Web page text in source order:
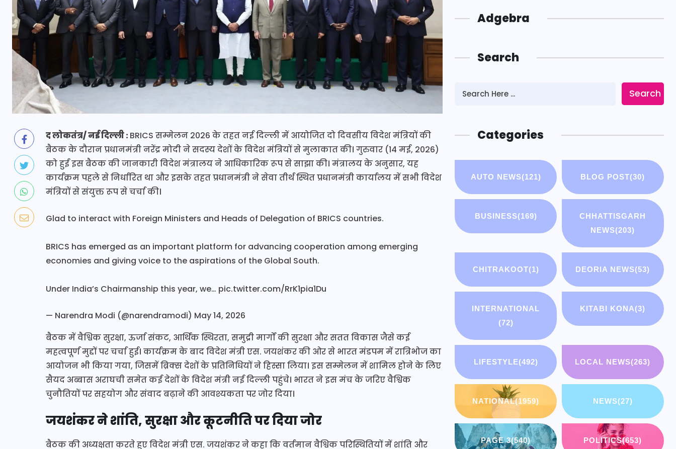
द लोकतंत्र/ नई दिल्ली :BRICS सम्मेलन 2026 के तहत नई दिल्ली में आयोजित दो दिवसीय विदेश मंत्रियों की
बैठक के दौरान प्रधानमंत्री नरेंद्र मोदी ने सदस्य देशों के विदेश मंत्रियों से मुलाकात की। गुरुवार (14 मई, 2026)
को हुई इस बैठक की जानकारी विदेश मंत्रालय ने आधिकारिक रूप से साझा की। मंत्रालय के अनुसार, यह
कार्यक्रम पहले से निर्धारित था और इसके तहत प्रधानमंत्री ने सेवा तीर्थ स्थित प्रधानमंत्री कार्यालय में सभी विदेश
मंत्रियों से संयुक्त रूप से चर्चा की।
Glad to interact with Foreign Ministers and Heads of Delegation of BRICS countries.
BRICS has emerged as an important platform for advancing cooperation among emerging
economies and giving voice to the aspirations of the Global South.
Under India’s Chairmanship this year, we… pic.twitter.com/RrK1pia1Du
— Narendra Modi (@narendramodi) May 14, 2026
बैठक में वैश्विक सुरक्षा, ऊर्जा संकट, आर्थिक स्थिरता, समुद्री मार्गों की सुरक्षा और सतत विकास जैसे कई
महत्वपूर्ण मुद्दों पर चर्चा हुई। कार्यक्रम के बाद विदेश मंत्री एस. जयशंकर की ओर से भारत मंडपम में रात्रिभोज का
आयोजन भी किया गया, जिसमें ब्रिक्स देशों के प्रतिनिधियों ने हिस्सा लिया। इस सम्मेलन में शामिल होने के लिए
सैयद अब्बास अराघची समेत कई देशों के विदेश मंत्री नई दिल्ली पहुंचे। भारत ने इस मंच के जरिए वैश्विक
चुनौतियों पर सहयोग और संवाद बढ़ाने की आवश्यकता पर जोर दिया।
जयशंकर ने शांति, सुरक्षा और कूटनीति पर दिया जोर
बैठक की अध्यक्षता करते हुए विदेश मंत्री एस. जयशंकर ने कहा कि वर्तमान वैश्विक परिस्थितियों में शांति और
Adgebra
Search
Search
Categories
AUTO NEWS(121) BLOG POST(30)
BUSINESS(169)
CHHATTISGARH
NEWS(203)
CHITRAKOOT(1) DEORIA NEWS(53)
INTERNATIONAL
(72)
KITABI KONA(3)
LIFESTYLE(492) LOCAL NEWS(263)
NATIONAL(1959) NEWS(27)
PAGE 3(540) POLITICS(653)